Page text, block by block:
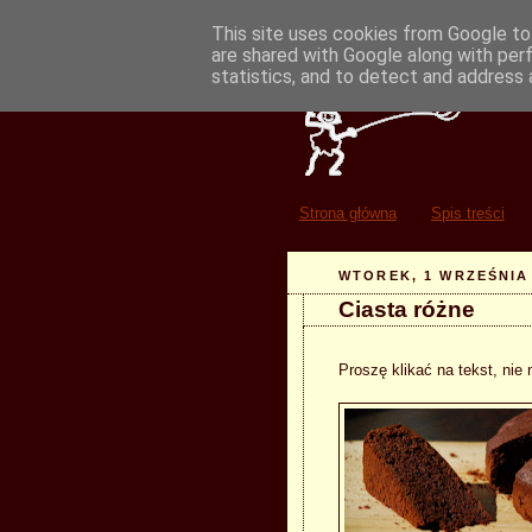
Strona główna Spis treści
WTOREK, 1
Ciasta różne
Proszę klikać na tekst, nie
This site uses cookies from Google
are shared with Google along with
statistics, and to detect and address